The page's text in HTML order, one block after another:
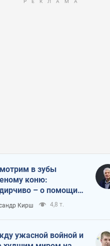
в зубы
коню:
– о помощи
Кирш 4,8 т.
ужасной войной и